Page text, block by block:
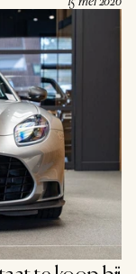
waar
van
tot een echte